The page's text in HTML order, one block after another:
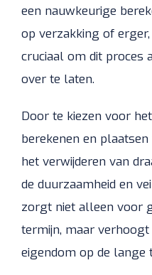
een nauwkeurige
op verzakking of
cruciaal om dit proces
over te laten.
Door te kiezen voor
berekenen en
het verwijderen van
de duurzaamheid en
zorgt niet alleen voor
termijn, maar verhoogt
eigendom op de lange